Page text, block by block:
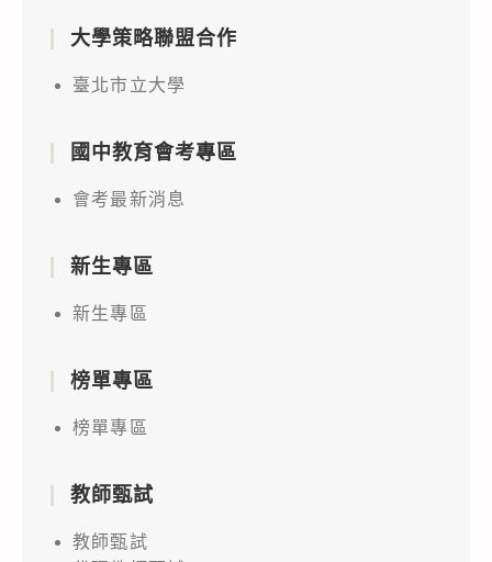
大學策略聯盟合作
臺北市立大學
國中教育會考專區
會考最新消息
新生專區
新生專區
榜單專區
榜單專區
教師甄試
教師甄試